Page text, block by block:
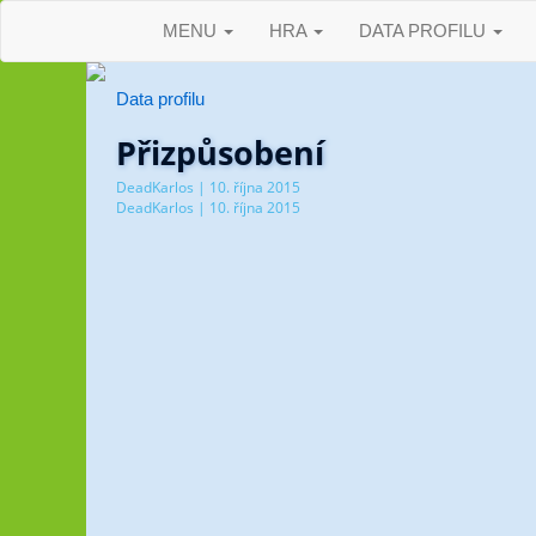
MENU HRA DATA PROFILU
Data profilu
Přizpůsobení
DeadKarlos | 10. října 2015
DeadKarlos | 10. října 2015